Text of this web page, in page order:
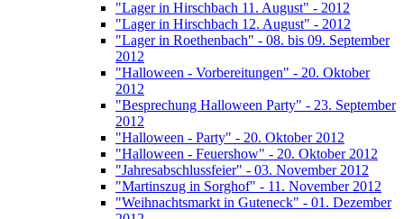
"Lager in Hirschbach 11. August" - 2012
"Lager in Hirschbach 12. August" - 2012
"Lager in Roethenbach" - 08. bis 09. September
2012
"Halloween - Vorbereitungen" - 20. Oktober
2012
"Besprechung Halloween Party" - 23. September
2012
"Halloween - Party" - 20. Oktober 2012
"Halloween - Feuershow" - 20. Oktober 2012
"Jahresabschlussfeier" - 03. November 2012
"Martinszug in Sorghof" - 11. November 2012
"Weihnachtsmarkt in Guteneck" - 01. Dezember